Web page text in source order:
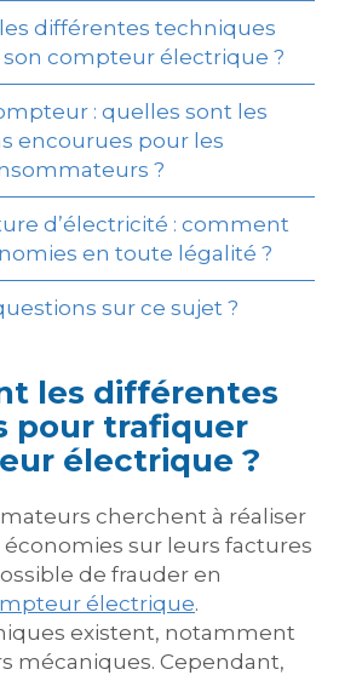
différentes techniques
compteur électrique ?
: quelles sont les
encourues pour les
?
d’électricité : comment
en toute légalité ?
sur ce sujet ?
les différentes
pour trafiquer
électrique ?
cherchent à réaliser
sur leurs factures
de frauder en
électrique.
existent, notamment
mécaniques. Cependant,